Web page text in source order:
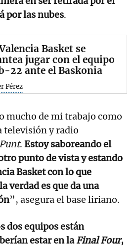
por las nubes.
Basket se
jugar con el equipo
22 ante el Baskonia
Pérez
mucho de mi trabajo como
televisión y radio
. Estoy saboreando el
punto de vista y estando
Basket con lo que
verdad es que da una
”, asegura el base liriano.
dos equipos están
estar en laFinal Four,